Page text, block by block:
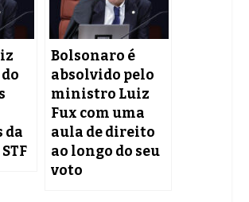
da
Bolsonaro é
absolvido pelo
ministro Luiz
Fux com uma
aula de direito
ao longo do seu
voto